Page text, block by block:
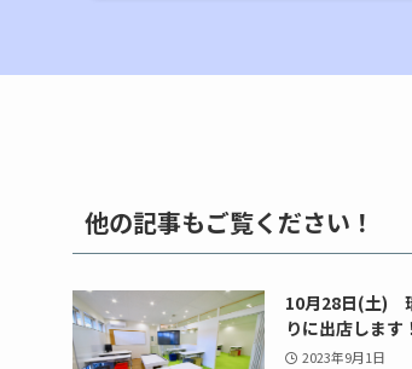
他の記事もご覧ください！
10月28日(土)
りに出店します
2023年9月1日